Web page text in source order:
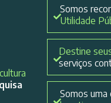
Somos
Utilidade
Destine
serviços
Somos